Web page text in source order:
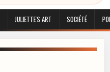
JULIETTE'S ART SOCIÉTÉ